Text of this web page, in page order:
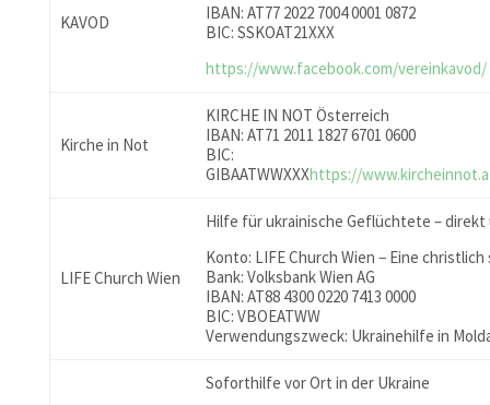
KAVOD
IBAN: AT77 2022 7004 0001 0872
BIC: SSKOAT21XXX
https://www.facebook.com/vereinkavod/
Kirche in Not
KIRCHE IN NOT Österreich
IBAN: AT71 2011 1827 6701 0600
BIC:
GIBAATWWXXXhttps://
LIFE Church Wien
Hilfe für ukrainische Geflüchtete – direkt
Konto: LIFE Church Wien − Eine
Bank: Volksbank Wien AG
IBAN: AT88 4300 0220 7413 0000
BIC: VBOEATWW
Verwendungszweck: Ukrainehilfe in
Soforthilfe vor Ort in der Ukraine